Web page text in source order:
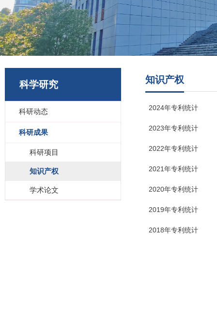
科学研究
科研动态
科研成果
科研项目
知识产权
学术论文
知识产权
2024年专利统计
2023年专利统计
2022年专利统计
2021年专利统计
2020年专利统计
2019年专利统计
2018年专利统计